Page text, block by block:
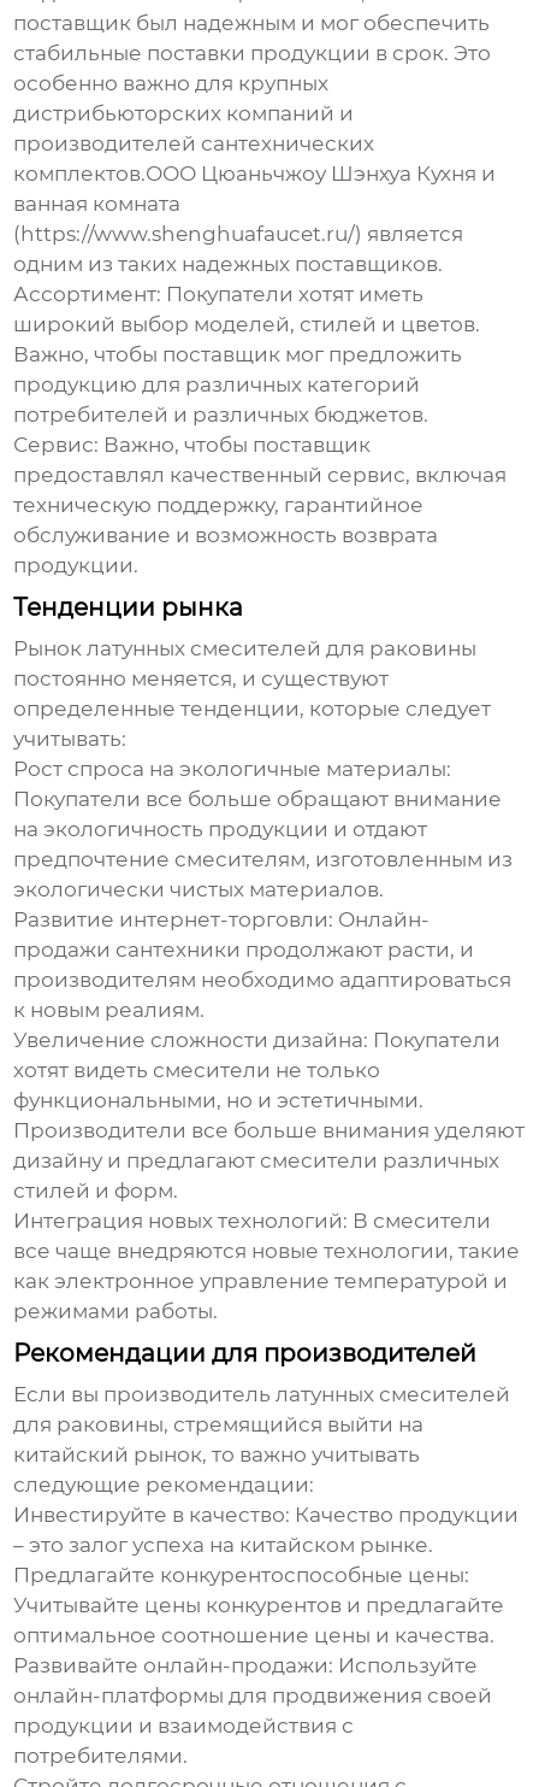
поставщик был надежным и мог обеспечить
стабильные поставки продукции в срок. Это
особенно важно для крупных
дистрибьюторских компаний и
производителей сантехнических
комплектов.ООО Цюаньчжоу Шэнхуа Кухня и
ванная комната
(https://www.shenghuafaucet.ru/) является
одним из таких надежных поставщиков.
Ассортимент: Покупатели хотят иметь
широкий выбор моделей, стилей и цветов.
Важно, чтобы поставщик мог предложить
продукцию для различных категорий
потребителей и различных бюджетов.
Сервис: Важно, чтобы поставщик
предоставлял качественный сервис, включая
техническую поддержку, гарантийное
обслуживание и возможность возврата
продукции.
Тенденции рынка
Рыноклатунных смесителей для раковины
постоянно меняется, и существуют
определенные тенденции, которые следует
учитывать:
Рост спроса на экологичные материалы:
Покупатели все больше обращают внимание
на экологичность продукции и отдают
предпочтение смесителям, изготовленным из
экологически чистых материалов.
Развитие интернет-торговли: Онлайн-
продажи сантехники продолжают расти, и
производителям необходимо адаптироваться
к новым реалиям.
Увеличение сложности дизайна: Покупатели
хотят видеть смесители не только
функциональными, но и эстетичными.
Производители все больше внимания уделяют
дизайну и предлагают смесители различных
стилей и форм.
Интеграция новых технологий: В смесители
все чаще внедряются новые технологии, такие
как электронное управление температурой и
режимами работы.
Рекомендации для производителей
Если вы производительлатунных смесителей
для раковины, стремящийся выйти на
китайский рынок, то важно учитывать
следующие рекомендации:
Инвестируйте в качество: Качество продукции
– это залог успеха на китайском рынке.
Предлагайте конкурентоспособные цены:
Учитывайте цены конкурентов и предлагайте
оптимальное соотношение цены и качества.
Развивайте онлайн-продажи: Используйте
онлайн-платформы для продвижения своей
продукции и взаимодействия с
потребителями.